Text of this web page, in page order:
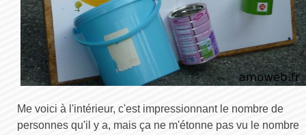
Me voici à l'intérieur, c'est impressionnant le nombre de
personnes qu'il y a, mais ça ne m'étonne pas vu le nombre